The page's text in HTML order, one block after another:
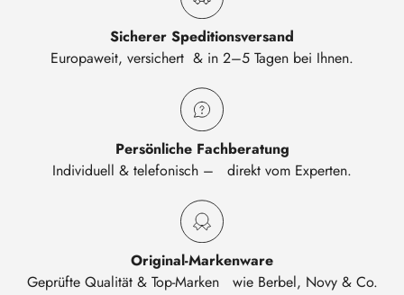
Sicherer Speditionsversand
Europaweit, versichert & in 2–5 Tagen bei Ihnen.
Persönliche Fachberatung
Individuell & telefonisch – direkt vom Experten.
Original-Markenware
Geprüfte Qualität & Top-Marken wie Berbel, Novy & Co.